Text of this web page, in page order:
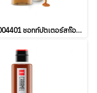
20004401 ชอทท์บัตเตอร์สก๊อต 1L (ยกลัง6ขวด)